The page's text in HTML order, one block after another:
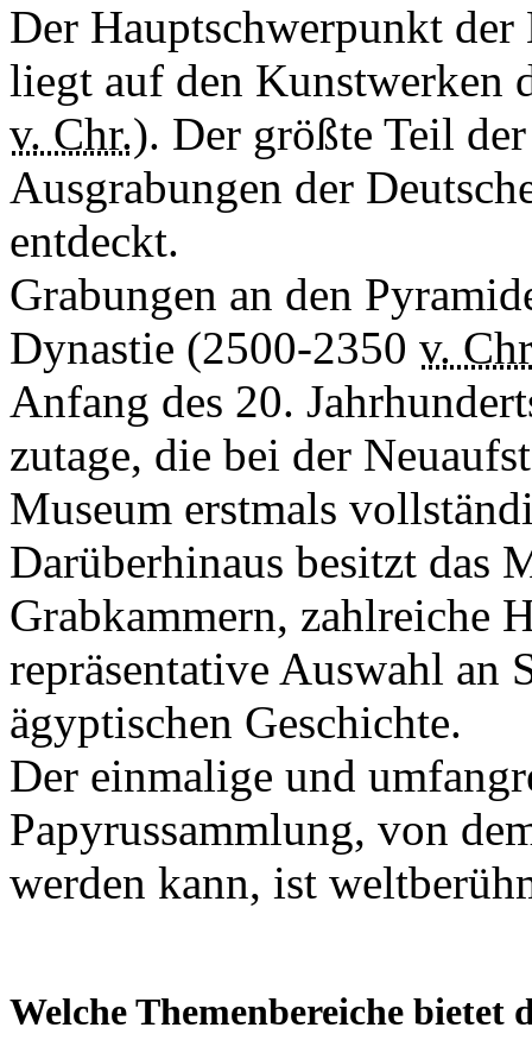
Der Hauptschwerpunkt
liegt auf den Kunstwerken
v. Chr.). Der größte Teil
Ausgrabungen der
entdeckt.
Grabungen an den
Dynastie (2500-2350 v.
Anfang des 20.
zutage, die bei der
Museum erstmals
Darüberhinaus besitzt das
Grabkammern, zahlreiche
repräsentative Auswahl an
ägyptischen Geschichte.
Der einmalige und
Papyrussammlung, von
werden kann, ist
Welche Themenbereiche bietet